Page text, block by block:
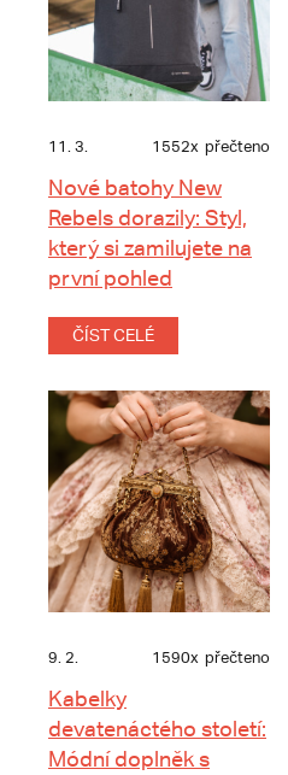
11. 3. 1552x přečteno
Nové batohy New
Rebels dorazily: Styl,
který si zamilujete na
první pohled
ČÍST CELÉ
9. 2. 1590x přečteno
Kabelky
devatenáctého století:
Módní doplněk s